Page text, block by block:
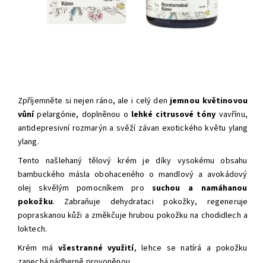
Zpříjemněte si nejen ráno, ale i celý den jemnou květinovou
vůnípelargónie, doplněnou o lehké citrusové tónyvavřínu,
antidepresivní rozmarýn a svěží závan exotického květu ylang
ylang.
Tento našlehaný tělový krém je díky vysokému obsahu
bambuckého másla obohaceného omandlový a avokádový
olej skvělým pomocníkempro suchou a namáhanou
pokožku. Zabraňuje dehydrataci pokožky, regeneruje
popraskanou kůži a změkčuje hrubou pokožku na chodidlech a
loktech.
Krém má všestranné využití, lehce se natírá a pokožku